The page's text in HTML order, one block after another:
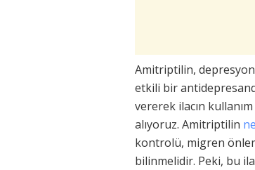
Amitriptilin,
etkili bir
vererek ilacın
alıyoruz. Amitriptilin
kontrolü, migren
bilinmelidir. Peki, bu